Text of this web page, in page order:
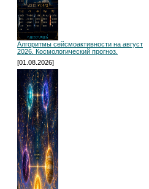
Алгоритмы сейсмоактивности на август
2026. Космологический прогноз.
[01.08.2026]